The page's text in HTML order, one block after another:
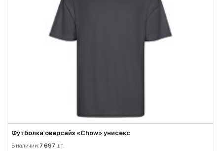
Футболка оверсайз «Chow» унисекс
В наличии:7 697 шт.